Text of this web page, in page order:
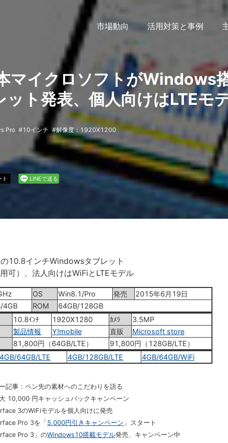
市場動向 活用対策と事例
マイクロソフトがWindows
ト発表、個人向けはLTEモ
Pro 10インチ 解像度：1920X1200
ト LINEで送る
10.8インチWindowsタブレット
可）、法人向けはWiFiとLTEモデル
OS Win8.1/Pro 発売
2015年6月19日
4GB ROM
64GB/128GB
10.8ｲﾝﾁ 1920X1280 ｶﾒﾗ
3.5MP
製品情報 Y!mobile 直販
Microsoft store
81,800円（64GB/LTE）
91,800円（128GB/LTE）
4GB/64GB/LTE 4GB/128GB/LTE 4GB/64GB/WiFi
事：ペン先の素材へのこだわりを語る
円キャッシュバックキャンペーン
3のWiFiモデルを個人向けに発売
Pro 3を「 5,000円引きキャンペーン 」スタート
Pro 3」のWindows10搭載モデル発売、キャンペーン中